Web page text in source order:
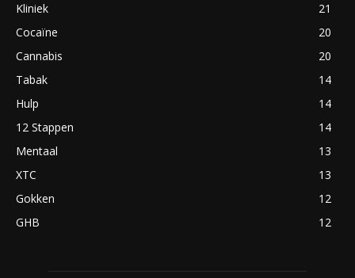
Kliniek
21
Cocaïne
20
Cannabis
20
Tabak
14
Hulp
14
12 Stappen
14
Mentaal
13
XTC
13
Gokken
12
GHB
12